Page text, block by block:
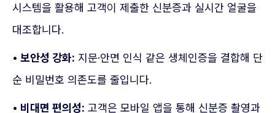
시스템을 활용해 고객이 제출한 신분증과 실시간 얼굴을
대조합니다.
• 보안성 강화: 지문·안면 인식 같은 생체인증을 결합해 단
순 비밀번호 의존도를 줄입니다.
• 비대면 편의성: 고객은 모바일 앱을 통해 신분증 촬영과